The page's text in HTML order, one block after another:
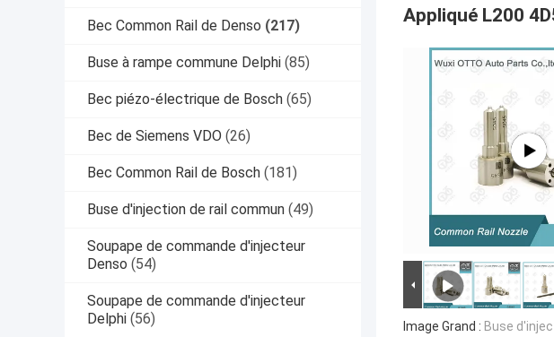
Bec Common Rail de Denso (217)
Buse à rampe commune Delphi (85)
Bec piézo-électrique de Bosch (65)
Bec de Siemens VDO (26)
Bec Common Rail de Bosch (181)
Buse d'injection de rail commun (49)
Soupape de commande d'injecteur
Denso (54)
Soupape de commande d'injecteur
Delphi (56)
Appliqué L200
Image Grand : Buse